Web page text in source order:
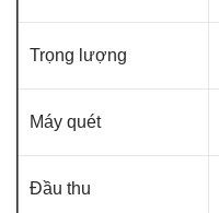
Trọng lượng
Máy quét
Đầu thu